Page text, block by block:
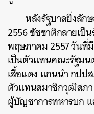
หลังรัฐบาลยิ่งลัก
2556 ชัชชาติกลายเป็
พฤษภาคม 2557 วันที่
เป็นตัวแทนคณะรัฐมน
เสื้อแดง แกนนำ กปป
ตัวแทนสมาชิกวุฒิสภา
ผู้บัญชาการทหารบก